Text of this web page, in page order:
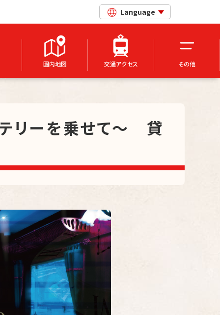
Language
園内地図 交通アクセス その他
テリーを乗せて～ 貸